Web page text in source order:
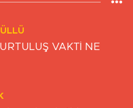
VAKTİ NE